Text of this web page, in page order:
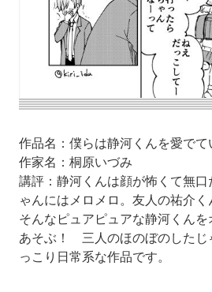
作品名：僕らは静河くんを愛でて
作家名：桐原いづみ
講評：静河くんは顔が怖くて無
ゃんにはメロメロ。友人の祐介く
そんなピュアピュアな静河くん
あそぶ！ 三人のほのぼのしたじ
っこり日常系な作品です。